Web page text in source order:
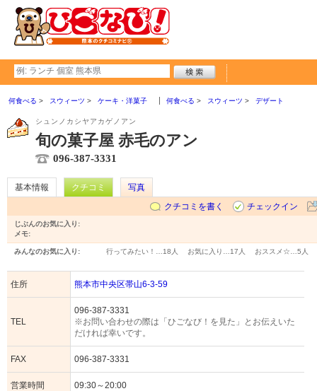
何食べる スウィーツ ケーキ・洋菓子 何食べる スウィーツ デザート
シュンノカシヤアカゲノアン
旬の菓子屋 赤毛のアン
096-387-3331
基本情報 クチコミ
写真
クチコミを書く
チェックイン
じぶんのお気に入り:
メモ:
みんなのお気に入り: 行ってみたい！… 18人 お気に入り… 17人 おススメ☆… 5人
住所 熊本市中央区帯山6-3-59
TEL
096-387-3331
※お問い合わせの際は「ひごなび！を見た」とお伝えいた
だければ幸いです。
FAX 096-387-3331
営業時間 09:30～20:00